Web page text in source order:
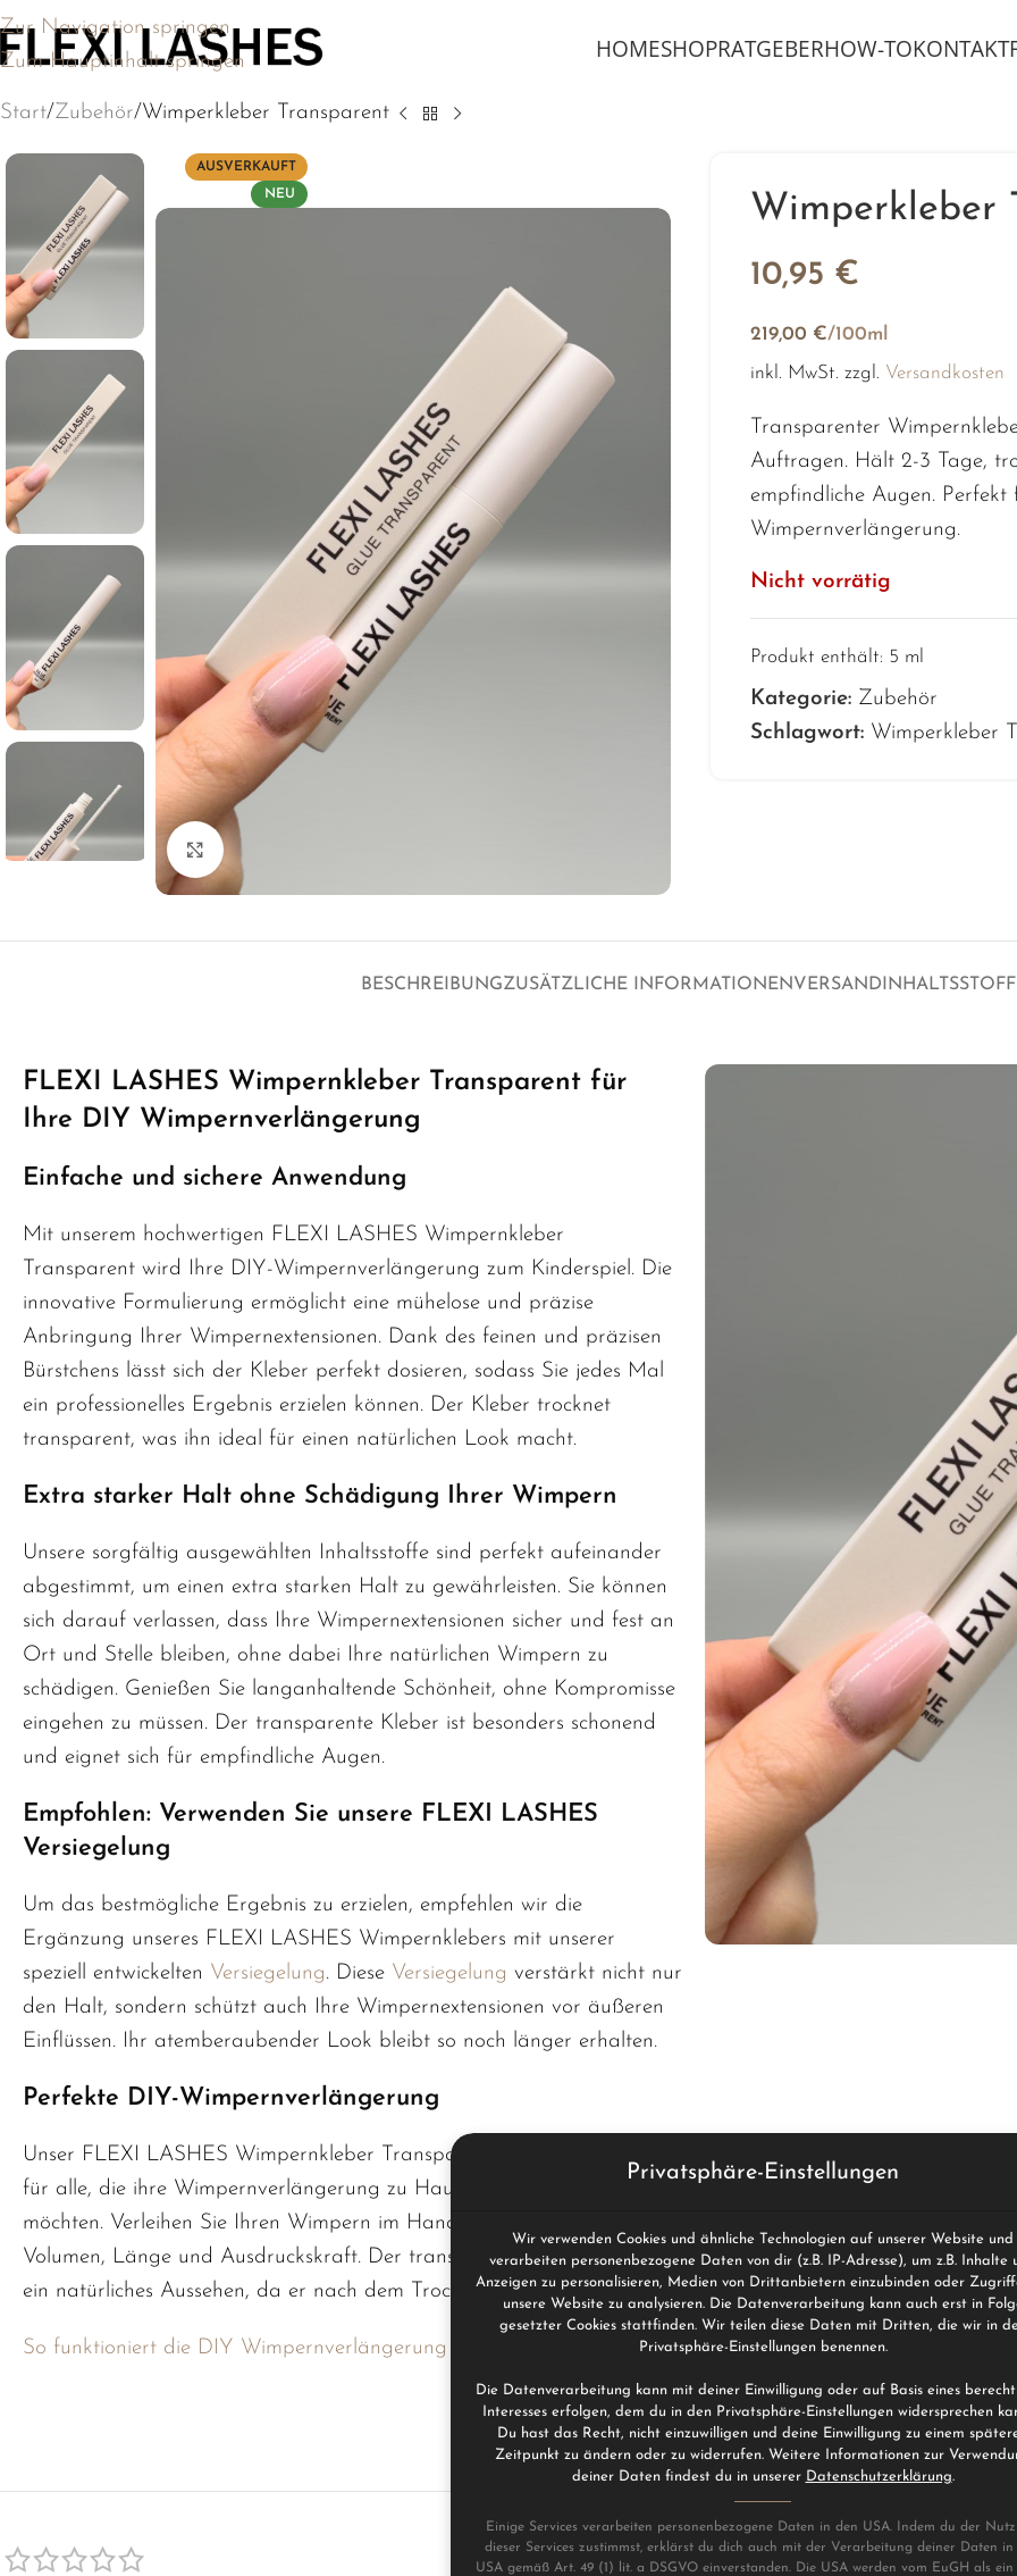
Zur Navigation springen
Zum Hauptinhalt springen
HOMESHOPRATGEBERHOW-TOKONTAKT
Start Zubehör Wimperkleber Transparent
AUSVERKAUFT
NEU
Wimperkleber
10,95 €
219,00 €/100ml
inkl. MwSt. zzgl. Versandkosten
Transparenter
Auftragen. Hält 2-3 Tage,
empfindliche Augen. Perfekt
Wimpernverlängerung.
Nicht vorrätig
Produkt enthält: 5 ml
Kategorie: Zubehör
Schlagwort: Wimperkleber
BESCHREIBUNGZUSÄTZLICHE INFORMATIONENVERSAND
FLEXI LASHES Wimpernkleber Transparent für
Ihre DIY Wimpernverlängerung
Einfache und sichere Anwendung
Mit unserem hochwertigen FLEXI LASHES Wimpernkleber
Transparent wird Ihre DIY-Wimpernverlängerung zum Kinderspiel. Die
innovative Formulierung ermöglicht eine mühelose und präzise
Anbringung Ihrer Wimpernextensionen. Dank des feinen und präzisen
Bürstchens lässt sich der Kleber perfekt dosieren, sodass Sie jedes Mal
ein professionelles Ergebnis erzielen können. Der Kleber trocknet
transparent, was ihn ideal für einen natürlichen Look macht.
Extra starker Halt ohne Schädigung Ihrer Wimpern
Unsere sorgfältig ausgewählten Inhaltsstoffe sind perfekt aufeinander
abgestimmt, um einen extra starken Halt zu gewährleisten. Sie können
sich darauf verlassen, dass Ihre Wimpernextensionen sicher und fest an
Ort und Stelle bleiben, ohne dabei Ihre natürlichen Wimpern zu
schädigen. Genießen Sie langanhaltende Schönheit, ohne Kompromisse
eingehen zu müssen. Der transparente Kleber ist besonders schonend
und eignet sich für empfindliche Augen.
Empfohlen: Verwenden Sie unsere FLEXI LASHES
Versiegelung
Um das bestmögliche Ergebnis zu erzielen, empfehlen wir die
Ergänzung unseres FLEXI LASHES Wimpernklebers mit unserer
speziell entwickelten Versiegelung. Diese Versiegelung verstärkt nicht nur
den Halt, sondern schützt auch Ihre Wimpernextensionen vor äußeren
Einflüssen. Ihr atemberaubender Look bleibt so noch länger erhalten.
Perfekte DIY-Wimpernverlängerung
Unser FLEXI LASHES Wimpernkleber Transparent ist die ideale Wahl
für alle, die ihre Wimpernverlängerung zu Hause selbst durchführen
möchten. Verleihen Sie Ihren Wimpern im Handumdrehen mehr
Volumen, Länge und Ausdruckskraft. Der transparente Kleber sorgt für
ein natürliches Aussehen, da er nach dem Trocknen unsichtbar wird.
So funktioniert die DIY Wimpernverlängerung zu Hause.
Privatsphäre-Einstellungen
Wir verwenden Cookies und ähnliche Technologien auf unserer Website und
verarbeiten personenbezogene Daten von dir (z.B. IP-Adresse), um z.B. Inhalte
Anzeigen zu personalisieren, Medien von Drittanbietern einzubinden oder
unsere Website zu analysieren. Die Datenverarbeitung kann auch erst in
gesetzter Cookies stattfinden. Wir teilen diese Daten mit Dritten, die wir in
Privatsphäre-Einstellungen benennen.
Die Datenverarbeitung kann mit deiner Einwilligung oder auf Basis eines
Interesses erfolgen, dem du in den Privatsphäre-Einstellungen widersprechen
Du hast das Recht, nicht einzuwilligen und deine Einwilligung zu einem
Zeitpunkt zu ändern oder zu widerrufen. Weitere Informationen zur
deiner Daten findest du in unserer Datenschutzerklärung.
Einige Services verarbeiten personenbezogene Daten in den USA. Indem du der
dieser Services zustimmst, erklärst du dich auch mit der Verarbeitung deiner Daten in
USA gemäß Art. 49 (1) lit. a DSGVO einverstanden. Die USA werden vom EuGH als ein